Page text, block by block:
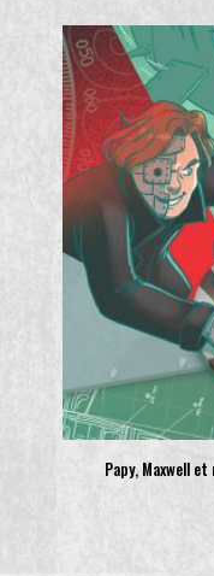
Papy, Maxwell